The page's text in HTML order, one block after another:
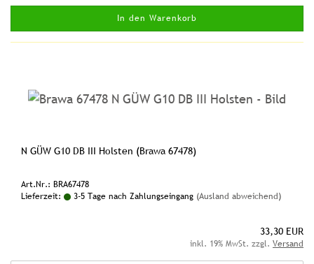
In den Warenkorb
N GÜW G10 DB III Holsten (Brawa 67478)
Art.Nr.: BRA67478
Lieferzeit:
3-5 Tage nach Zahlungseingang (Ausland abweichend)
33,30 EUR
inkl. 19% MwSt. zzgl. Versand